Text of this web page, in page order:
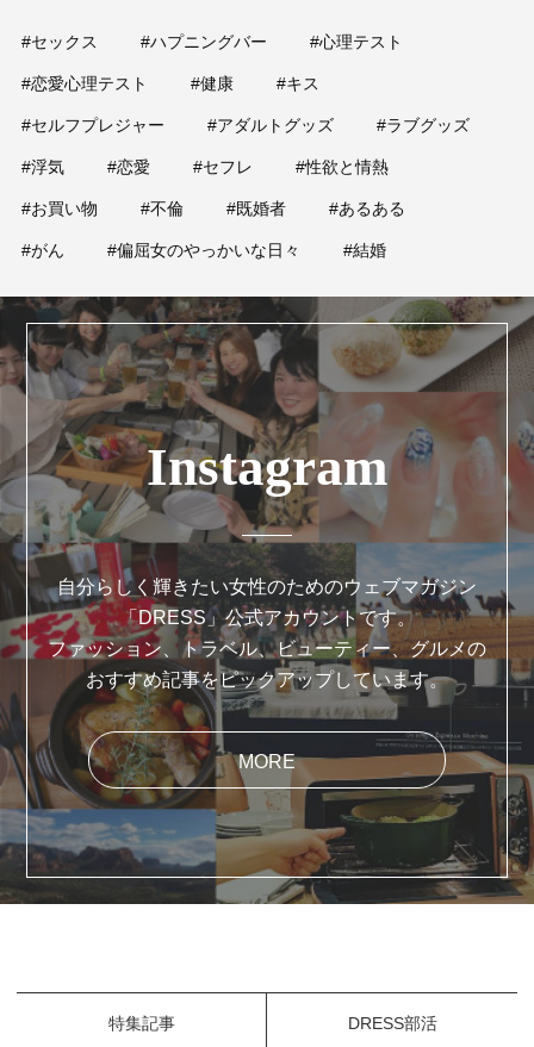
#セックス #ハプニングバー #心理テスト
#恋愛心理テスト #健康 #キス
#セルフプレジャー #アダルトグッズ #ラブグッズ
#浮気 #恋愛 #セフレ #性欲と情熱
#お買い物 #不倫 #既婚者 #あるある
#がん #偏屈女のやっかいな日々 #結婚
Instagram
自分らしく輝きたい女性のためのウェブマガジン
「DRESS」公式アカウントです。
ファッション、トラベル、ビューティー、グルメの
おすすめ記事をピックアップしています。
MORE
特集記事 DRESS部活